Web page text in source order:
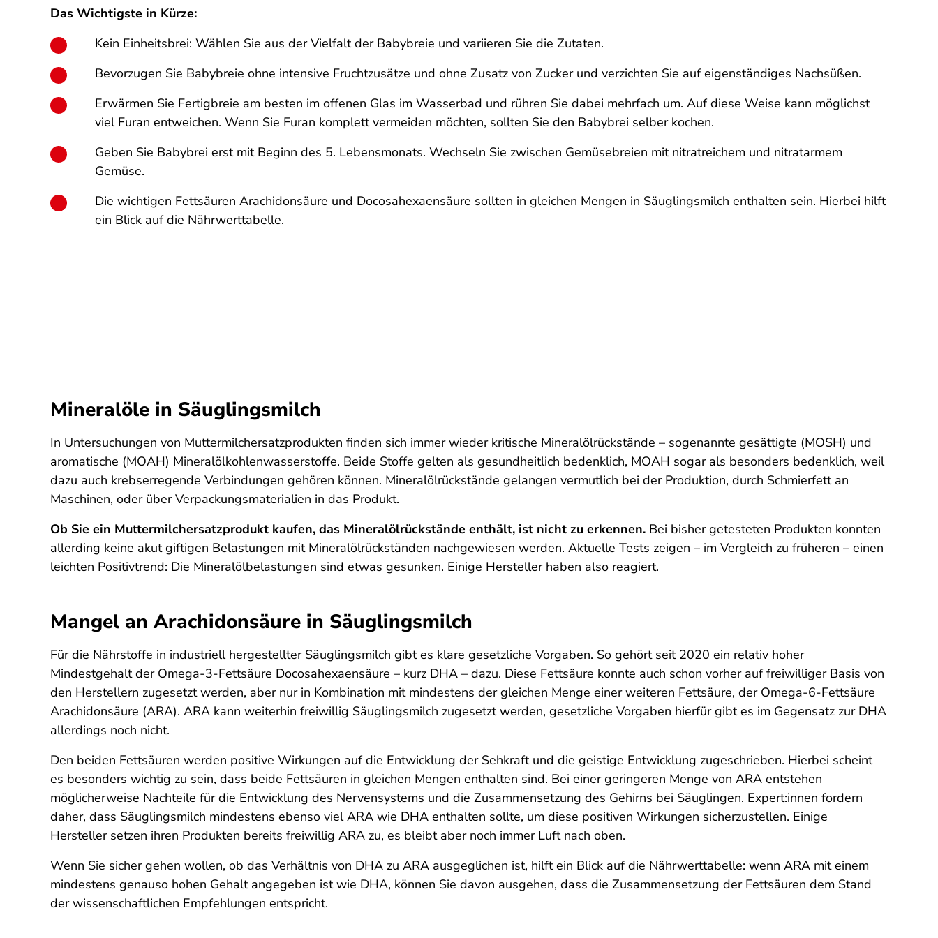
Das Wichtigste in Kürze:
Kein Einheitsbrei: Wählen Sie aus der Vielfalt der Babybreie und variieren Sie die Zutaten.
Bevorzugen Sie Babybreie ohne intensive Fruchtzusätze und ohne Zusatz von Zucker und verzichten Sie auf eigenständiges Nachsüßen.
Erwärmen Sie Fertigbreie am besten im offenen Glas im Wasserbad und rühren Sie dabei mehrfach um. Auf diese Weise kann möglichst
viel Furan entweichen. Wenn Sie Furan komplett vermeiden möchten, sollten Sie den Babybrei selber kochen.
Geben Sie Babybrei erst mit Beginn des 5. Lebensmonats. Wechseln Sie zwischen Gemüsebreien mit nitratreichem und nitratarmem
Gemüse.
Die wichtigen Fettsäuren Arachidonsäure und Docosahexaensäure sollten in gleichen Mengen in Säuglingsmilch enthalten sein. Hierbei hilft
ein Blick auf die Nährwerttabelle.
Mineralöle in Säuglingsmilch
In Untersuchungen von Muttermilchersatzprodukten finden sich immer wieder kritische Mineralölrückstände – sogenannte gesättigte (MOSH) und
aromatische (MOAH) Mineralölkohlenwasserstoffe. Beide Stoffe gelten als gesundheitlich bedenklich, MOAH sogar als besonders bedenklich, weil
dazu auch krebserregende Verbindungen gehören können. Mineralölrückstände gelangen vermutlich bei der Produktion, durch Schmierfett an
Maschinen, oder über Verpackungsmaterialien in das Produkt.
Ob Sie ein Muttermilchersatzprodukt kaufen, das Mineralölrückstände enthält, ist nicht zu erkennen. Bei bisher getesteten Produkten konnten
allerding keine akut giftigen Belastungen mit Mineralölrückständen nachgewiesen werden. Aktuelle Tests zeigen – im Vergleich zu früheren – einen
leichten Positivtrend: Die Mineralölbelastungen sind etwas gesunken. Einige Hersteller haben also reagiert.
Mangel an Arachidonsäure in Säuglingsmilch
Für die Nährstoffe in industriell hergestellter Säuglingsmilch gibt es klare gesetzliche Vorgaben. So gehört seit 2020 ein relativ hoher
Mindestgehalt der Omega-3-Fettsäure Docosahexaensäure – kurz DHA – dazu. Diese Fettsäure konnte auch schon vorher auf freiwilliger Basis von
den Herstellern zugesetzt werden, aber nur in Kombination mit mindestens der gleichen Menge einer weiteren Fettsäure, der Omega-6-Fettsäure
Arachidonsäure (ARA). ARA kann weiterhin freiwillig Säuglingsmilch zugesetzt werden, gesetzliche Vorgaben hierfür gibt es im Gegensatz zur DHA
allerdings noch nicht.
Den beiden Fettsäuren werden positive Wirkungen auf die Entwicklung der Sehkraft und die geistige Entwicklung zugeschrieben. Hierbei scheint
es besonders wichtig zu sein, dass beide Fettsäuren in gleichen Mengen enthalten sind. Bei einer geringeren Menge von ARA entstehen
möglicherweise Nachteile für die Entwicklung des Nervensystems und die Zusammensetzung des Gehirns bei Säuglingen. Expert:innen fordern
daher, dass Säuglingsmilch mindestens ebenso viel ARA wie DHA enthalten sollte, um diese positiven Wirkungen sicherzustellen. Einige
Hersteller setzen ihren Produkten bereits freiwillig ARA zu, es bleibt aber noch immer Luft nach oben.
Wenn Sie sicher gehen wollen, ob das Verhältnis von DHA zu ARA ausgeglichen ist, hilft ein Blick auf die Nährwerttabelle: wenn ARA mit einem
mindestens genauso hohen Gehalt angegeben ist wie DHA, können Sie davon ausgehen, dass die Zusammensetzung der Fettsäuren dem Stand
der wissenschaftlichen Empfehlungen entspricht.